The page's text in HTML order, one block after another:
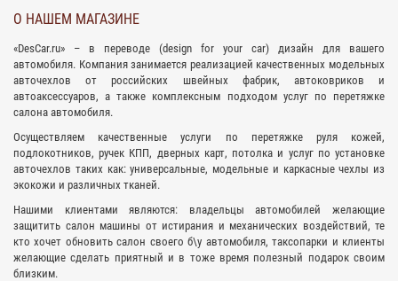
О НАШЕМ МАГАЗИНЕ
«DesCar.ru» – в переводе (design for your car) дизайн для вашего
автомобиля. Компания занимается реализацией качественных модельных
авточехлов от российских швейных фабрик, автоковриков и
автоаксессуаров, а также комплексным подходом услуг по перетяжке
салона автомобиля.
Осуществляем качественные услуги по перетяжке руля кожей,
подлокотников, ручек КПП, дверных карт, потолка и услуг по установке
авточехлов таких как: универсальные, модельные и каркасные чехлы из
экокожи и различных тканей.
Нашими клиентами являются: владельцы автомобилей желающие
защитить салон машины от истирания и механических воздействий, те
кто хочет обновить салон своего б\у автомобиля, таксопарки и клиенты
желающие сделать приятный и в тоже время полезный подарок своим
близким.